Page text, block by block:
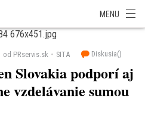
MENU
od PRservis.sk SITA Diskusia()
Slovakia podporí aj
vzdelávanie sumou